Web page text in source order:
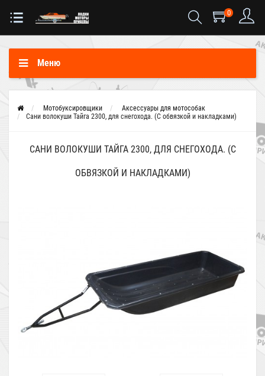
0
Меню
Мотобуксировщики
Аксессуары для мотособак
Сани волокуши Тайга 2300, для снегохода. (С обвязкой и накладками)
САНИ ВОЛОКУШИ ТАЙГА 2300, ДЛЯ СНЕГОХОДА. (С
ОБВЯЗКОЙ И НАКЛАДКАМИ)